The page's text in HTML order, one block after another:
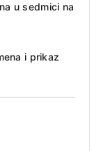
u sedmici na
i prikaz